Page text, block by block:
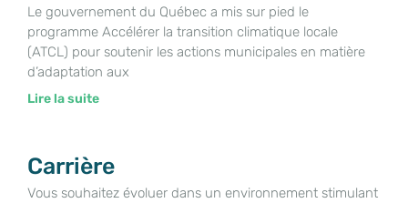
Le gouvernement du Québec a mis sur pied le
programme Accélérer la transition climatique locale
(ATCL) pour soutenir les actions municipales en matière
d’adaptation aux
Lire la suite
Carrière
Vous souhaitez évoluer dans un environnement stimulant